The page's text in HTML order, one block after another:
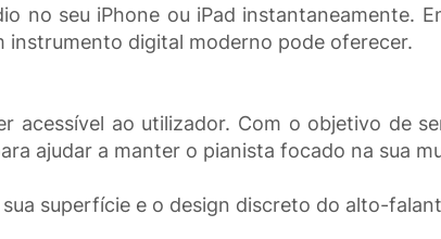
no seu iPhone ou iPad instantaneamente.
instrumento digital moderno pode oferecer.
acessível ao utilizador. Com o objetivo de
ajudar a manter o pianista focado na sua
superfície e o design discreto do alto-